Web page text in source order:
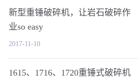
新型重锤破碎机，让岩石破碎作
业so easy
2017-11-10
1615、1716、1720重锤式破碎机